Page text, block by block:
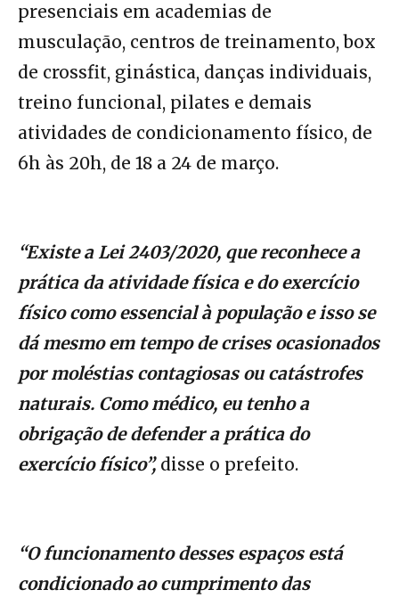
presenciais em academias de
musculação, centros de treinamento, box
de crossfit, ginástica, danças individuais,
treino funcional, pilates e demais
atividades de condicionamento físico, de
6h às 20h, de 18 a 24 de março.
“Existe a Lei 2403/2020, que reconhece a
prática da atividade física e do exercício
físico como essencial à população e isso se
dá mesmo em tempo de crises ocasionados
por moléstias contagiosas ou catástrofes
naturais. Como médico, eu tenho a
obrigação de defender a prática do
exercício físico”,disse o prefeito.
“O funcionamento desses espaços está
condicionado ao cumprimento das